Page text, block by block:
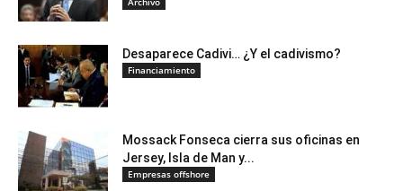
Desaparece Cadivi… ¿Y el cadivismo?
Financiamiento
Mossack Fonseca cierra sus oficinas en
Jersey, Isla de Man y...
Empresas offshore